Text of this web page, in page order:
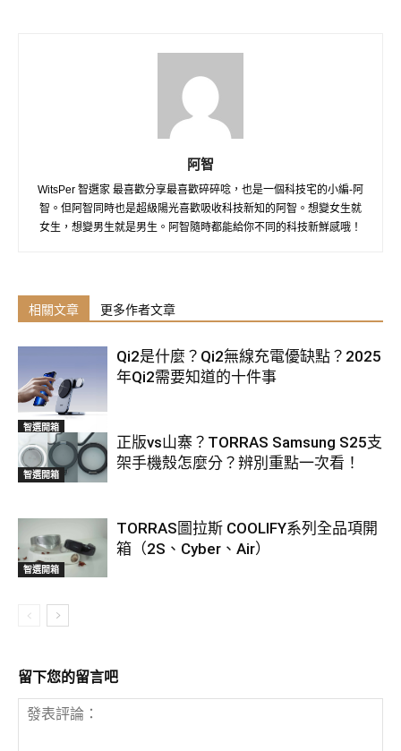
阿智
WitsPer 智選家 最喜歡分享最喜歡碎碎唸，也是一個科技宅的小編-阿
智。但阿智同時也是超級陽光喜歡吸收科技新知的阿智。想變女生就
女生，想變男生就是男生。阿智隨時都能給你不同的科技新鮮感哦！
相關文章 更多作者文章
智選開箱
Qi2是什麼？Qi2無線充電優缺點？2025
年Qi2需要知道的十件事
智選開箱
正版vs山寨？TORRAS Samsung S25支
架手機殼怎麼分？辨別重點一次看！
智選開箱
TORRAS圖拉斯 COOLIFY系列全品項開
箱（2S、Cyber、Air）
留下您的留言吧